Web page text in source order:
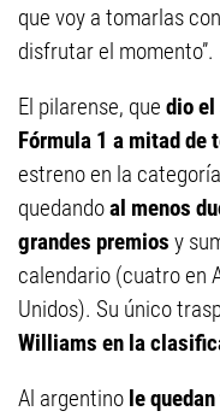
que voy a tomarlas
disfrutar el momento”.
El pilarense, que dio el
Fórmula 1 a mitad de
estreno en la
quedandoal menos
grandes premios y
calendario (cuatro en
Unidos). Su único
Williams en la
Al argentino le